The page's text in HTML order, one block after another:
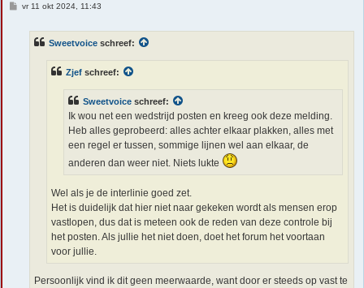
Bvr 11 okt 2024, 11:43
Sweetvoice schreef:
Zjef schreef:
Sweetvoice schreef:
Ik wou net een wedstrijd posten en kreeg ook deze melding.
Heb alles geprobeerd: alles achter elkaar plakken, alles met
een regel er tussen, sommige lijnen wel aan elkaar, de
anderen dan weer niet. Niets lukte
Wel als je de interlinie goed zet.
Het is duidelijk dat hier niet naar gekeken wordt als mensen erop
vastlopen, dus dat is meteen ook de reden van deze controle bij
het posten. Als jullie het niet doen, doet het forum het voortaan
voor jullie.
Persoonlijk vind ik dit geen meerwaarde, want door er steeds op vast te